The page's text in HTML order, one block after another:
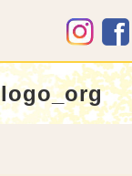
logo_org